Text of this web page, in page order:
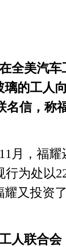
全美汽车
璃的工人
名信，称
11月，福
行为处以
耀又投资
人联合会